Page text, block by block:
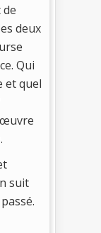
deux
Qui
et quel
suit